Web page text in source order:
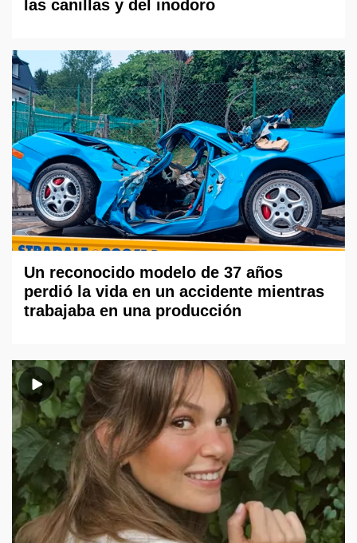
las canillas y del inodoro
Un reconocido modelo de 37 años
perdió la vida en un accidente mientras
trabajaba en una producción